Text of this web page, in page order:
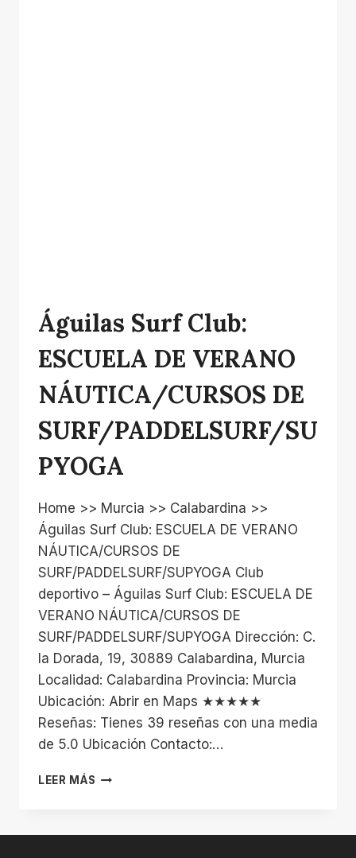
Águilas Surf Club:
ESCUELA DE VERANO
NÁUTICA/CURSOS DE
SURF/PADDELSURF/SU
PYOGA
Home >> Murcia >> Calabardina >>
Águilas Surf Club: ESCUELA DE VERANO
NÁUTICA/CURSOS DE
SURF/PADDELSURF/SUPYOGA Club
deportivo – Águilas Surf Club: ESCUELA DE
VERANO NÁUTICA/CURSOS DE
SURF/PADDELSURF/SUPYOGA Dirección: C.
la Dorada, 19, 30889 Calabardina, Murcia
Localidad: Calabardina Provincia: Murcia
Ubicación: Abrir en Maps ★★★★★
Reseñas: Tienes 39 reseñas con una media
de 5.0 Ubicación Contacto:…
LEER MÁS ÁGUILAS